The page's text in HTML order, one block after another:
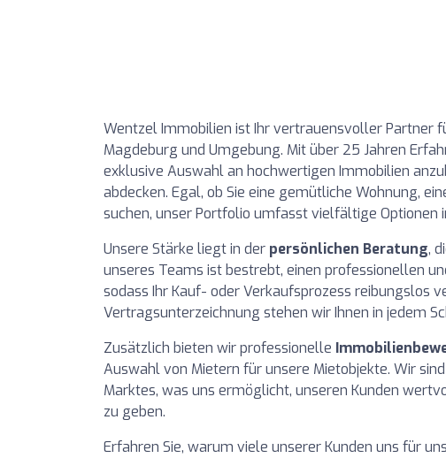
Wentzel Immobilien ist Ihr vertrauensvoller Partner
Magdeburg und Umgebung. Mit über 25 Jahren
exklusive Auswahl an hochwertigen Immobilien
abdecken. Egal, ob Sie eine gemütliche Wohnung,
suchen, unser Portfolio umfasst vielfältige Optionen
Unsere Stärke liegt in der persönlichen Beratung,
unseres Teams ist bestrebt, einen professionellen
sodass Ihr Kauf- oder Verkaufsprozess reibungslos
Vertragsunterzeichnung stehen wir Ihnen in jedem
Zusätzlich bieten wir professionelle
Auswahl von Mietern für unsere Mietobjekte. Wir
Marktes, was uns ermöglicht, unseren Kunden
zu geben.
Erfahren Sie, warum viele unserer Kunden uns für